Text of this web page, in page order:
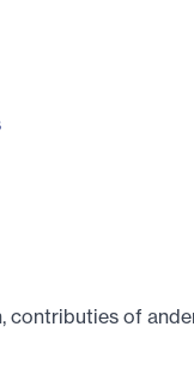
contributies of